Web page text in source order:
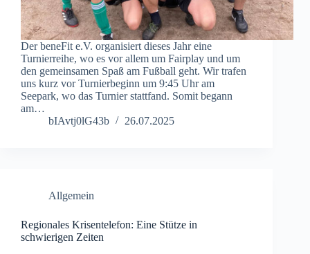
Der beneFit e.V. organisiert dieses Jahr eine
Turnierreihe, wo es vor allem um Fairplay und um
den gemeinsamen Spaß am Fußball geht. Wir trafen
uns kurz vor Turnierbeginn um 9:45 Uhr am
Seepark, wo das Turnier stattfand. Somit begann
am…
bIAvtj0lG43b
26.07.2025
Allgemein
Regionales Krisentelefon: Eine Stütze in
schwierigen Zeiten